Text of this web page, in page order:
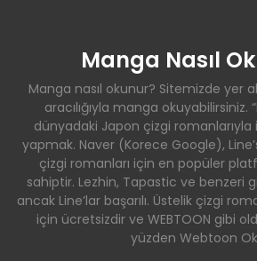
Manga Nasıl
Manga nasıl okunur? Sitemizde yer
aracılığıyla manga okuyabilirsiniz.
dünyadaki Japon çizgi romanlarıyla
yapmak. Naver (Korece Google),
çizgi romanları için en popüler
sahiptir. Lezhin, Tapastic ve benzeri
ancak Line’lar başarılı. Üstelik çizgi
için ücretsizdir ve WEBTOON gibi
yüzden Webtoon